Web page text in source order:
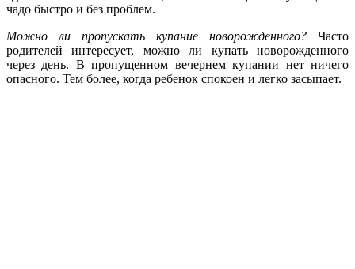
чадо быстро и без проблем.
Можно ли пропускать купание новорожденного? Часто
родителей интересует, можно ли купать новорожденного
через день. В пропущенном вечернем купании нет ничего
опасного. Тем более, когда ребенок спокоен и легко засыпает.